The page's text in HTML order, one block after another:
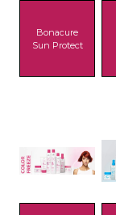
Bonacure
Sun Protect